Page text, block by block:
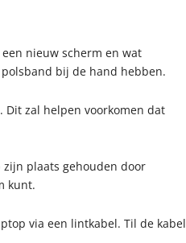
nieuw scherm en wat
bij de hand hebben.
zal helpen voorkomen dat
plaats gehouden door
kunt.
via een lintkabel. Til de kabel